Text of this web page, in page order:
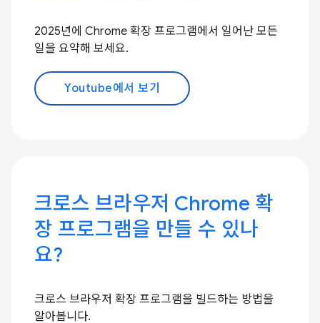
2025년에 Chrome 확장 프로그램에서 일어난 모든
일을 요약해 보세요.
Youtube에서 보기
크로스 브라우저 Chrome 확
장 프로그램을 만들 수 있나
요?
크로스 브라우저 확장 프로그램을 빌드하는 방법을
알아봅니다.